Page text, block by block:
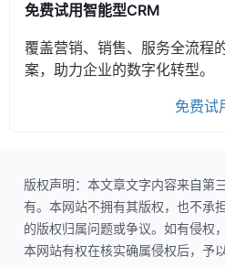
免费试用智能型CRM
覆盖营销、销售、服务全流程
案，助力企业的数字化转型。
免费试
版权声明：本文章文字内容来自第
有。本网站不拥有其版权，也不承
的版权归属问题或争议。如有侵权
本网站有权在核实确属侵权后，予